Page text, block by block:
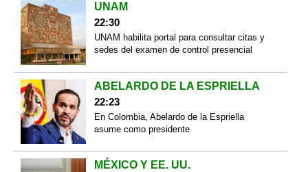
UNAM
22:30
UNAM habilita portal para consultar citas y
sedes del examen de control presencial
ABELARDO DE LA ESPRIELLA
22:23
En Colombia, Abelardo de la Espriella
asume como presidente
MÉXICO Y EE. UU.